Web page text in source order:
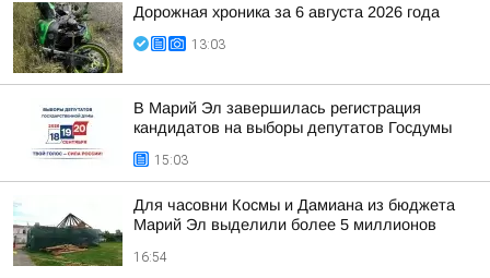
Дорожная хроника за 6 августа 2026 года
13:03
В Марий Эл завершилась регистрация
кандидатов на выборы депутатов Госдумы
15:03
Для часовни Космы и Дамиана из бюджета
Марий Эл выделили более 5 миллионов
16:54